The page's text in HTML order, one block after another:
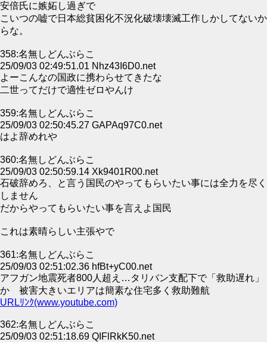
安倍氏に嫉妬し過ぎで
こいつの嘘で日本総貧困化不況化破壊壊滅工作しかしてないか
らな。
358:名無しどんぶらこ
25/09/03 02:49:51.01 Nhz43I6D0.net
よーこんなの国政に携わらせてきたな
二世ってだけで適性ゼロやんけ
359:名無しどんぶらこ
25/09/03 02:50:45.27 GAPAq97C0.net
はよ辞めれや
360:名無しどんぶらこ
25/09/03 02:50:59.14 Xk9401R00.net
石破辞めろ、と言う国民のやってもらいたい事には全力を尽く
しません
だからやってもらいたい事を言えよ国民
これは素晴らしい主張やで
361:名無しどんぶらこ
25/09/03 02:51:02.36 hfBt+yC00.net
アフガン地震死者800人超え…タリバン支配下で「救助遅れ」
か 被害大きいエリアは簡素な住宅多く救助難航
URLﾘﾝｸ(www.youtube.com)
362:名無しどんぶらこ
25/09/03 02:51:18.69 QIFlRkK50.net